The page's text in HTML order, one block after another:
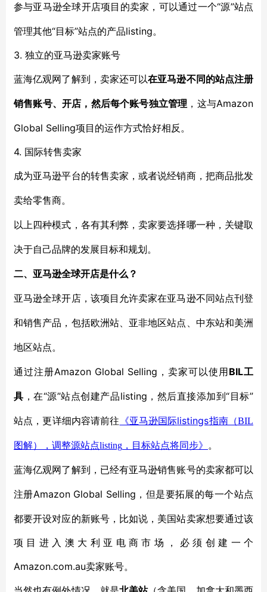
参与亚马逊全球开店项目的卖家，可以通过一个“源”站点
管理其他“目标”站点的产品listing。
3. 独立的亚马逊卖家账号
蓝海亿观网了解到，卖家还可以在亚马逊不同的站点注册
销售账号、开店，然后每个账号独立管理 ，这与Amazon
Global Selling项目的运作方式恰好相反。
4. 国际转售卖家
成为亚马逊平台的转售卖家，或者说经销商，把商品批发
卖给零售商。
以上四种模式，各有其利弊，卖家要选择哪一种，关键取
决于自己品牌的发展目标和规划。
二、亚马逊全球开店是什么？
亚马逊全球开店，该项目允许卖家在亚马逊不同站点刊登
和销售产品，包括欧洲站、亚非地区站点、中东站和美洲
地区站点。
通过注册Amazon Global Selling，卖家可以使用BIL工
具 ，在“源”站点创建产品listing，然后直接添加到“目标”
站点，更详细内容请前往 《亚马逊国际listings指南（BIL
图解），调整源站点listing ，目标站点将同步》 。
蓝海亿观网了解到，已经有亚马逊销售账号的卖家都可以
注册Amazon Global Selling，但是要拓展的每一个站点
都要开设对应的新账号，比如说，美国站卖家想要通过该
项目进入澳大利亚电商市场，必须创建一个
Amazon.com.au卖家账号。